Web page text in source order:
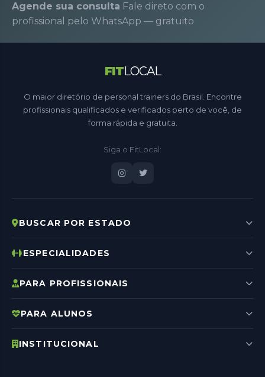
Agende sua consulta Fale direto com o
profissional pelo WhatsApp — gratuito
FITLOCAL
O maior diretório de personal trainers do Brasil. Encontre
profissionais qualificados e verificados perto de você, de
forma rápida e gratuita.
Siga o FitLocal:
BUSCAR POR ESTADO
ESPECIALIDADES
PARA PROFISSIONAIS
PARA ALUNOS
INSTITUCIONAL